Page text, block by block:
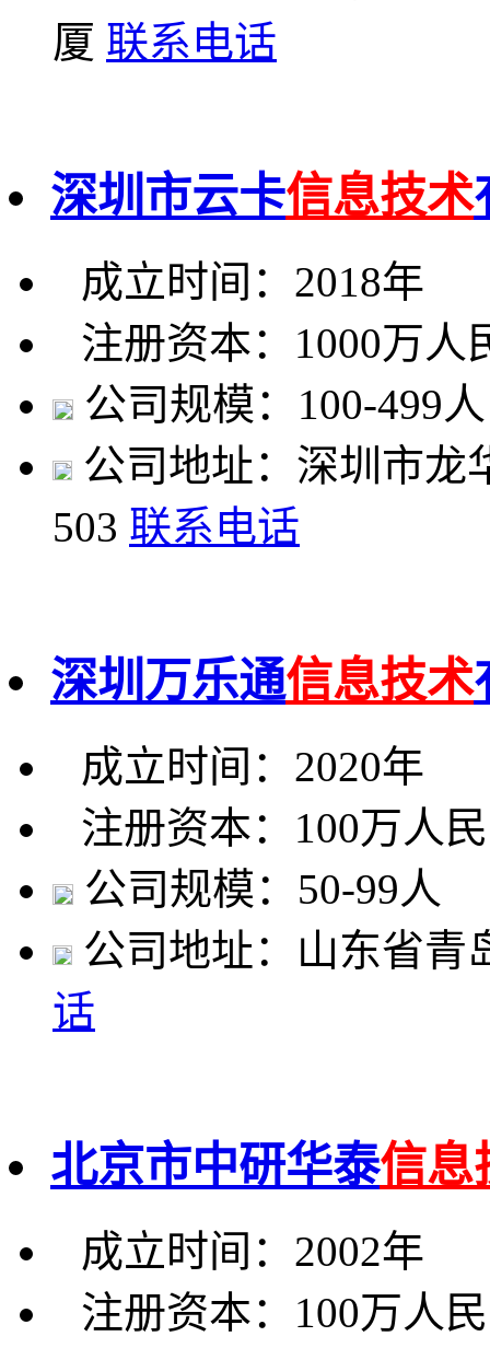
厦 联系电话
深圳市云卡信息技术
成立时间：2018年
注册资本：1000万人
公司规模：100-499人
公司地址：深圳市龙
503 联系电话
深圳万乐通信息技术
成立时间：2020年
注册资本：100万人
公司规模：50-99人
公司地址：山东省青
话
北京市中研华泰信息
成立时间：2002年
注册资本：100万人